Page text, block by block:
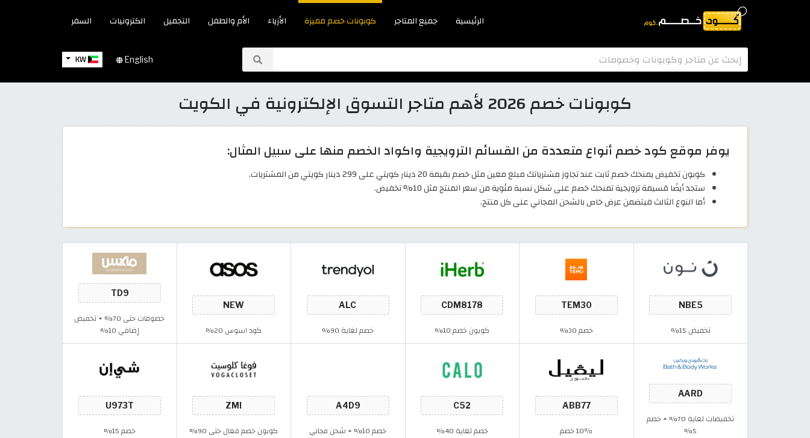
الرئيسية جميع المتاجر كوبونات خصم مميزة الأزياء الأم والطفل التجميل الكترونيات السفر
KW English
كوبونات خصم 2026 لأهم متاجر التسوق الإلكترونية في الكويت
يوفر موقع كود خصم أنواع متعددة من القسائم الترويجية واكواد الخصم منها على سبيل المثال:
كوبون تخفيض يمنحك خصم ثابت عند تجاوز مشترياتك مبلغ معين مثل خصم بقيمة 20 دينار كويتي على 299 دينار كويتي من المشتريات.
ستجد أيضًا قسيمة ترويجية تمنحك خصم على شكل نسبة مئوية من سعر المنتج مثل 10% تخفيض.
أما النوع الثالث فيتضمن عرض خاص بالشحن المجاني على كل منتج.
تخفيض 15% خصم 30% كوبون خصم 10% خصم لغاية 90% كود اسوس 20%
خصومات حتى 70% + تخفيض
إضافي 10%
تخفيضات لغاية 70% + خصم
5%
10٪ خصم خصم لغاية 40% خصم 10% + شحن مجاني كوبون خصم فعال حتى 90% خصم 15%